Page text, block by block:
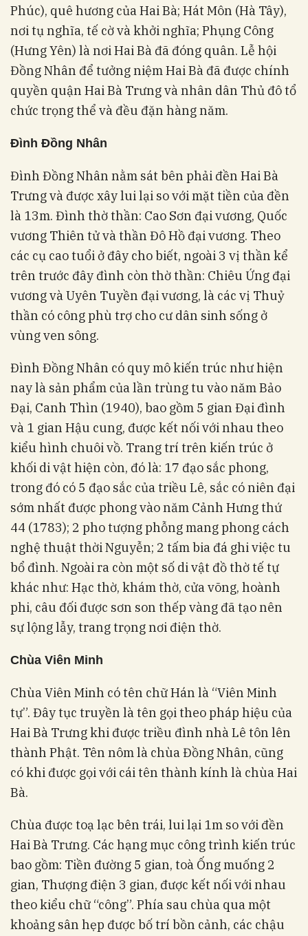
Phúc), quê hương của Hai Bà; Hát Môn (Hà Tây),
nơi tụ nghĩa, tế cờ và khởi nghĩa; Phụng Công
(Hưng Yên) là nơi Hai Bà đã đóng quân. Lễ hội
Đồng Nhân để tưởng niệm Hai Bà đã được chính
quyền quận Hai Bà Trưng và nhân dân Thủ đô tổ
chức trọng thể và đều đặn hàng năm.
Đình Đồng Nhân
Đình Đồng Nhân nằm sát bên phải đền Hai Bà
Trưng và được xây lui lại so với mặt tiền của đền
là 13m. Đình thờ thần: Cao Sơn đại vương, Quốc
vương Thiên tử và thần Đô Hồ đại vương. Theo
các cụ cao tuổi ở đây cho biết, ngoài 3 vị thần kể
trên trước đây đình còn thờ thần: Chiêu Ứng đại
vương và Uyên Tuyền đại vương, là các vị Thuỷ
thần có công phù trợ cho cư dân sinh sống ở
vùng ven sông.
Đình Đồng Nhân có quy mô kiến trúc như hiện
nay là sản phẩm của lần trùng tu vào năm Bảo
Đại, Canh Thìn (1940), bao gồm 5 gian Đại đình
và 1 gian Hậu cung, được kết nối với nhau theo
kiểu hình chuôi vồ. Trang trí trên kiến trúc ở
khối di vật hiện còn, đó là: 17 đạo sắc phong,
trong đó có 5 đạo sắc của triều Lê, sắc có niên đại
sớm nhất được phong vào năm Cảnh Hưng thứ
44 (1783); 2 pho tượng phỗng mang phong cách
nghệ thuật thời Nguyễn; 2 tấm bia đá ghi việc tu
bổ đình. Ngoài ra còn một số di vật đồ thờ tế tự
khác như: Hạc thờ, khám thờ, cửa võng, hoành
phi, câu đối được sơn son thếp vàng đã tạo nên
sự lộng lẫy, trang trọng nơi điện thờ.
Chùa Viên Minh
Chùa Viên Minh có tên chữ Hán là “Viên Minh
tự”. Đây tục truyền là tên gọi theo pháp hiệu của
Hai Bà Trưng khi được triều đình nhà Lê tôn lên
thành Phật. Tên nôm là chùa Đồng Nhân, cũng
có khi được gọi với cái tên thành kính là chùa Hai
Bà.
Chùa được toạ lạc bên trái, lui lại 1m so với đền
Hai Bà Trưng. Các hạng mục công trình kiến trúc
bao gồm: Tiền đường 5 gian, toà Ống muống 2
gian, Thượng điện 3 gian, được kết nối với nhau
theo kiểu chữ “công”. Phía sau chùa qua một
khoảng sân hẹp được bố trí bồn cảnh, các chậu